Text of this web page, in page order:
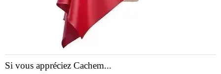
Si vous appréciez Cachem...